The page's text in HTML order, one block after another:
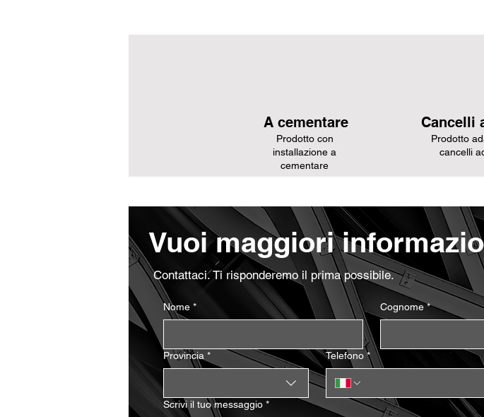
A cementare
Prodotto con
installazione a
cementare
Cancelli
Prodotto
cancelli
Vuoi maggiori
Contattaci. Ti risponderemo il prima possibile.
Nome * Cognome *
Provincia * Telefono *
Scrivi il tuo messaggio *